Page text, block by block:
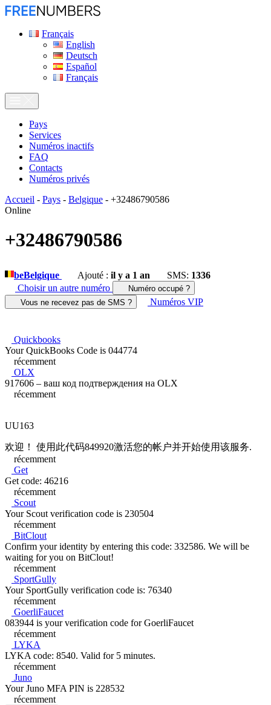
Français
English
Deutsch
Español
Français
Pays
Services
Numéros inactifs
FAQ
Contacts
Numéros privés
Accueil - Pays - Belgique - +32486790586
Online
+32486790586
beBelgique Ajouté : il y a 1 an SMS: 1336
Choisir un autre numéro
Numéro occupé ?
Vous ne recevez pas de SMS ?
Numéros VIP
Quickbooks
Your QuickBooks Code is 044774
récemment
OLX
917606 – ваш код подтверждения на OLX
récemment
UU163
欢迎！ 使用此代码849920激活您的帐户并开始使用该服务.
récemment
Get
Get code: 46216
récemment
Scout
Your Scout verification code is 230504
récemment
BitClout
Confirm your identity by entering this code: 332586. We will be
waiting for you on BitClout!
récemment
SportGully
Your SportGully verification code is: 76340
récemment
GoerliFaucet
083944 is your verification code for GoerliFaucet
récemment
LYKA
LYKA code: 8540. Valid for 5 minutes.
récemment
Juno
Your Juno MFA PIN is 228532
récemment